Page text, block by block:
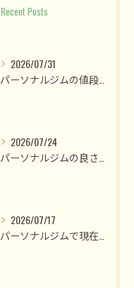
Recent Posts
2026/07/31
2026/07/24
2026/07/17